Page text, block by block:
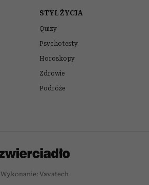
STYL ŻYCIA
Quizy
Psychotesty
Horoskopy
Zdrowie
Podróże
Wykonanie: Vavatech